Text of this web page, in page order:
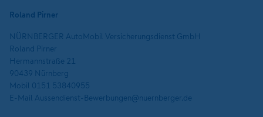
Roland Pirner
NÜRNBERGER AutoMobil Versicherungsdienst GmbH
Roland Pirner
Hermannstraße 21
90439 Nürnberg
Mobil 0151 53840955
E-Mail Aussendienst-Bewerbungen@nuernberger.de